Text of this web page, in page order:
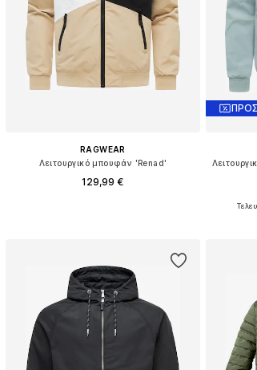
RAGWEAR
Λειτουργικό μπουφάν 'Renad'
129,99 €